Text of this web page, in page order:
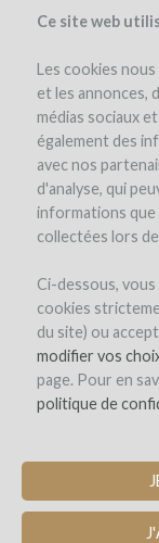
Ce site web
Les cookies
et les annonces,
médias sociaux
également des
avec nos
d'analyse, qui
informations que
collectées lors
Ci-dessous,
cookies
du site) ou
modifier vos
page. Pour en
politique de
LA